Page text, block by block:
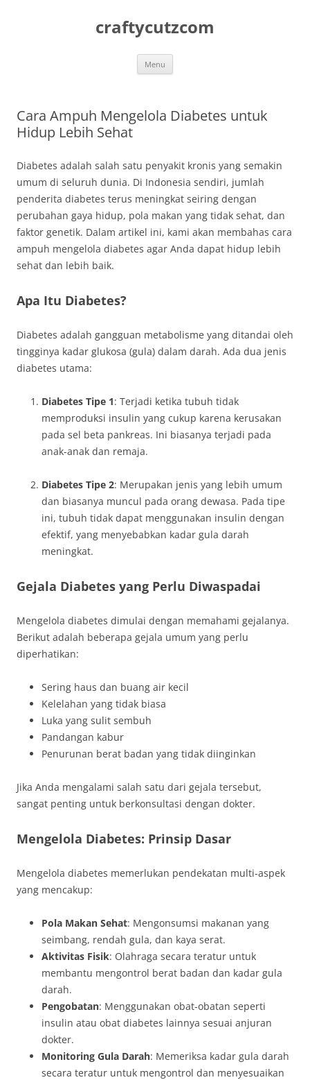
craftycutzcom
Menu
Cara Ampuh Mengelola Diabetes untuk
Hidup Lebih Sehat
Diabetes adalah salah satu penyakit kronis yang semakin
umum di seluruh dunia. Di Indonesia sendiri, jumlah
penderita diabetes terus meningkat seiring dengan
perubahan gaya hidup, pola makan yang tidak sehat, dan
faktor genetik. Dalam artikel ini, kami akan membahas cara
ampuh mengelola diabetes agar Anda dapat hidup lebih
sehat dan lebih baik.
Apa Itu Diabetes?
Diabetes adalah gangguan metabolisme yang ditandai oleh
tingginya kadar glukosa (gula) dalam darah. Ada dua jenis
diabetes utama:
Diabetes Tipe 1: Terjadi ketika tubuh tidak
memproduksi insulin yang cukup karena kerusakan
pada sel beta pankreas. Ini biasanya terjadi pada
anak-anak dan remaja.
Diabetes Tipe 2: Merupakan jenis yang lebih umum
dan biasanya muncul pada orang dewasa. Pada tipe
ini, tubuh tidak dapat menggunakan insulin dengan
efektif, yang menyebabkan kadar gula darah
meningkat.
Gejala Diabetes yang Perlu Diwaspadai
Mengelola diabetes dimulai dengan memahami gejalanya.
Berikut adalah beberapa gejala umum yang perlu
diperhatikan:
Sering haus dan buang air kecil
Kelelahan yang tidak biasa
Luka yang sulit sembuh
Pandangan kabur
Penurunan berat badan yang tidak diinginkan
Jika Anda mengalami salah satu dari gejala tersebut,
sangat penting untuk berkonsultasi dengan dokter.
Mengelola Diabetes: Prinsip Dasar
Mengelola diabetes memerlukan pendekatan multi-aspek
yang mencakup:
Pola Makan Sehat: Mengonsumsi makanan yang
seimbang, rendah gula, dan kaya serat.
Aktivitas Fisik: Olahraga secara teratur untuk
membantu mengontrol berat badan dan kadar gula
darah.
Pengobatan: Menggunakan obat-obatan seperti
insulin atau obat diabetes lainnya sesuai anjuran
dokter.
Monitoring Gula Darah: Memeriksa kadar gula darah
secara teratur untuk mengontrol dan menyesuaikan